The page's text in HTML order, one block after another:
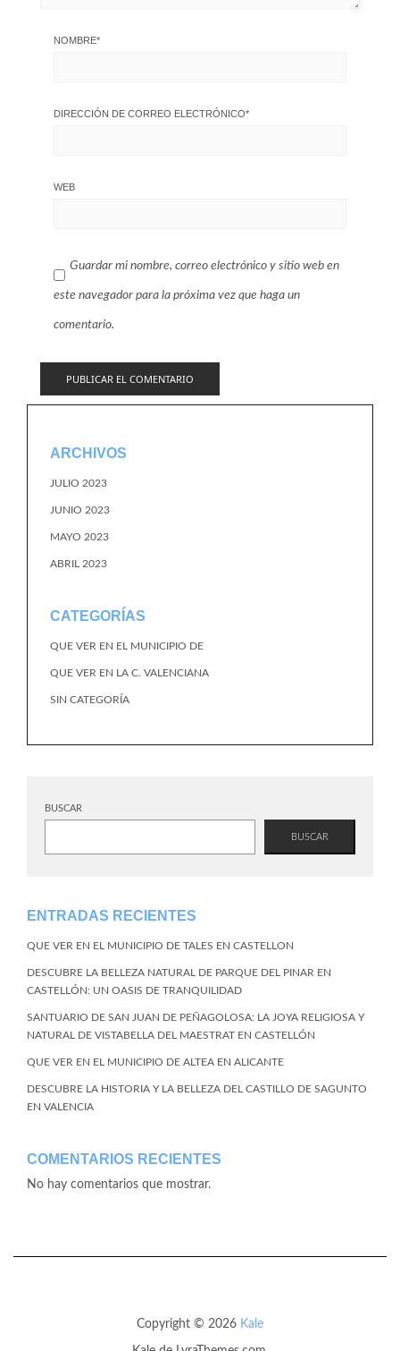
NOMBRE*
DIRECCIÓN DE CORREO ELECTRÓNICO*
WEB
Guardar mi nombre, correo electrónico y sitio web en
este navegador para la próxima vez que haga un
comentario.
ARCHIVOS
JULIO 2023
JUNIO 2023
MAYO 2023
ABRIL 2023
CATEGORÍAS
QUE VER EN EL MUNICIPIO DE
QUE VER EN LA C. VALENCIANA
SIN CATEGORÍA
BUSCAR
BUSCAR
ENTRADAS RECIENTES
QUE VER EN EL MUNICIPIO DE TALES EN CASTELLON
DESCUBRE LA BELLEZA NATURAL DE PARQUE DEL PINAR EN
CASTELLÓN: UN OASIS DE TRANQUILIDAD
SANTUARIO DE SAN JUAN DE PEÑAGOLOSA: LA JOYA RELIGIOSA Y
NATURAL DE VISTABELLA DEL MAESTRAT EN CASTELLÓN
QUE VER EN EL MUNICIPIO DE ALTEA EN ALICANTE
DESCUBRE LA HISTORIA Y LA BELLEZA DEL CASTILLO DE SAGUNTO
EN VALENCIA
COMENTARIOS RECIENTES
No hay comentarios que mostrar.
Copyright © 2026 Kale